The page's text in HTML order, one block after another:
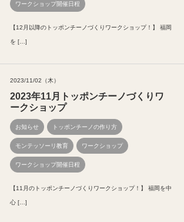
ワークショップ開催日程
【12月以降のトッポンチーノづくりワークショップ！】 福岡
を […]
2023/11/02（木）
2023年11月トッポンチーノづくりワ
ークショップ
お知らせ トッポンチーノの作り方
モンテッソーリ教育 ワークショップ
ワークショップ開催日程
【11月のトッポンチーノづくりワークショップ！】 福岡を中
心 […]